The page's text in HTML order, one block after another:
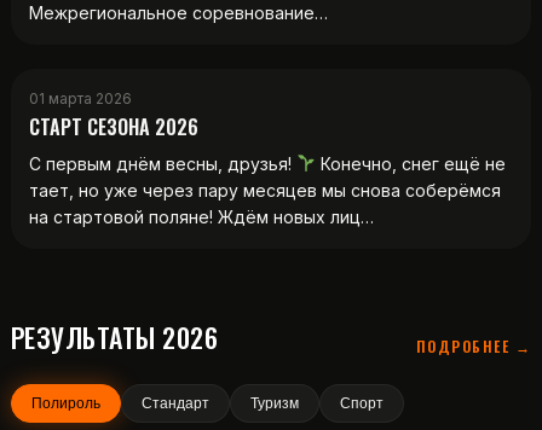
Межрегиональное соревнование…
01 марта 2026
СТАРТ СЕЗОНА 2026
С первым днём весны, друзья!
Конечно, снег ещё не
тает, но уже через пару месяцев мы снова соберёмся
на стартовой поляне! Ждём новых лиц…
РЕЗУЛЬТАТЫ 2026 ПОДРОБНЕЕ →
Полироль Стандарт Туризм Спорт